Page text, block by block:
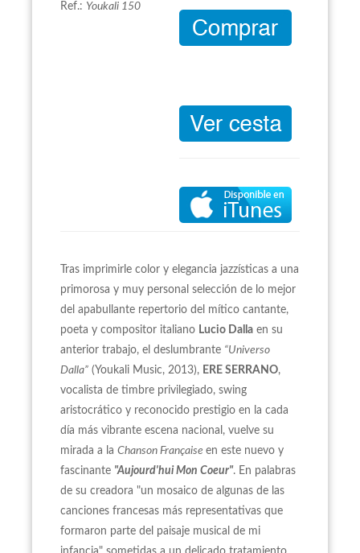
Ref.: Youkali 150
Tras imprimirle color y elegancia jazzísticas a una
primorosa y muy personal selección de lo mejor
del apabullante repertorio del mítico cantante,
poeta y compositor italiano Lucio Dalla en su
anterior trabajo, el deslumbrante “Universo
Dalla” (Youkali Music, 2013), ERE SERRANO,
vocalista de timbre privilegiado, swing
aristocrático y reconocido prestigio en la cada
día más vibrante escena nacional, vuelve su
mirada a la Chanson Française en este nuevo y
fascinante "Aujourd'hui Mon Coeur". En palabras
de su creadora "un mosaico de algunas de las
canciones francesas más representativas que
formaron parte del paisaje musical de mi